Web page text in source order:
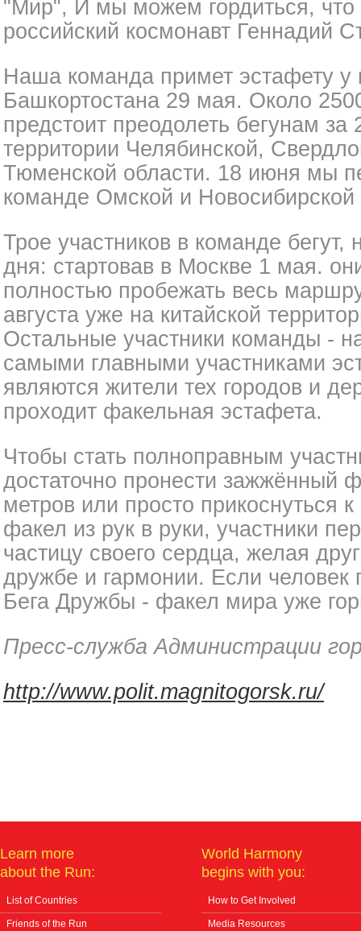
"Мир", И мы можем гордиться, что
российский космонавт Геннадий
Наша команда примет эстафету у
Башкортостана 29 мая. Около
предстоит преодолеть бегунам за
территории Челябинской,
Тюменской области. 18 июня мы
команде Омской и Новосибирской
Трое участников в команде бегут,
дня: стартовав в Москве 1 мая.
полностью пробежать весь
августа уже на китайской
Остальные участники команды -
самыми главными участниками
являются жители тех городов и
проходит факельная эстафета.
Чтобы стать полноправным
достаточно пронести зажжённый
метров или просто прикоснуться
факел из рук в руки, участники
частицу своего сердца, желая
дружбе и гармонии. Если человек
Бега Дружбы - факел мира уже
Пресс-служба Администрации
http://www.polit.magnitogorsk.ru/
Learn more
about the Run:
List of Countries
Friends of the Run
World Harmony
begins with you:
How to Get Involved
Media Resources